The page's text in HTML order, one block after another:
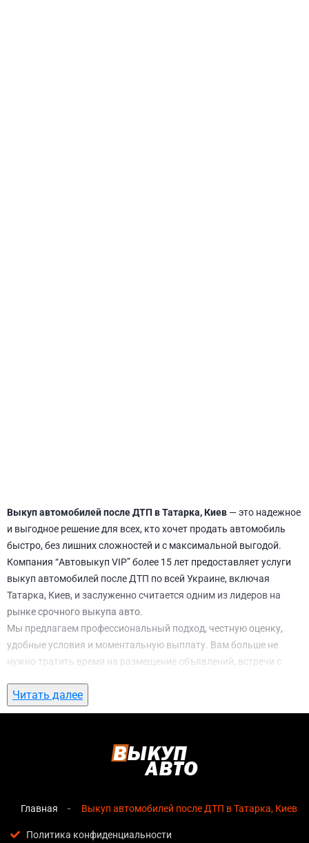
Выкуп автомобилей после ДТП в Татарка, Киев — это надежное
и выгодное решение для всех, кто хочет продать автомобиль
быстро, без лишних сложностей и с максимальной выгодой.
Компания “Автовыкуп VIP” более 15 лет предоставляет услуги
выкуп автомобилей после ДТП по всей Украине, включая
Татарка, Киев, и заслуженно считается одним из лидеров на
рынке срочного выкупа авто.
Мы предлагаем профессиональный подход, честную оценку,
удобные условия и моментальную выплату. Вам больше не
нужно тратить время на размещение объявлений, встречи с
ожидание. С нами вы можете
Татарка, Киеввсего за 1 день.
автомобилей после ДТП в Татарка, Киев
озвучивается сразу после обращения, без скрытых
Прозрачные условия— все этапы сделки полностью
Читать далее
Главная Выкуп автомобилей после ДТП в Татарка, Киев
Политика конфиденциальности